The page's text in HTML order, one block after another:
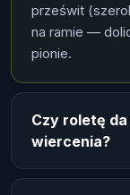
prześwit
na ramie —
pionie.
Czy roletę
wiercenia?